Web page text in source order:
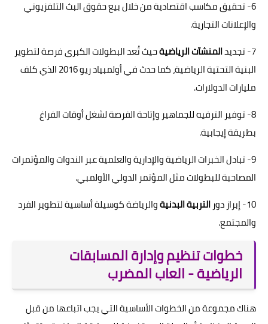
6- تحقيق مكاسب اقتصادية من خلال بيع حقوق البث التلفزيوني
والإعلانات التجارية.
7- تجديد
المنشآت الرياضيةحيث تُعد البطولات الكبرى فرصة لتطوير
البنية التحتية الرياضية، كما حدث في أولمبياد ريو 2016 الذي كلف
مليارات الدولارات.
8- توفير الترفيه للجماهير وإتاحة الفرصة لشغل أوقات الفراغ
بطريقة إيجابية.
9- تبادل الخبرات الرياضية والإدارية والعلمية عبر الندوات والمؤتمرات
المصاحبة للبطولات مثل المؤتمر الدولي الأولمبي.
10- إبراز دور
التربية البدنيةوالرياضة كوسيلة أساسية لتطوير الفرد
والمجتمع.
خطوات تنظيم وإدارة المسابقات
الرياضية - العاب المضرب
هناك مجموعة من الخطوات الأساسية التي يجب اتباعها من قبل